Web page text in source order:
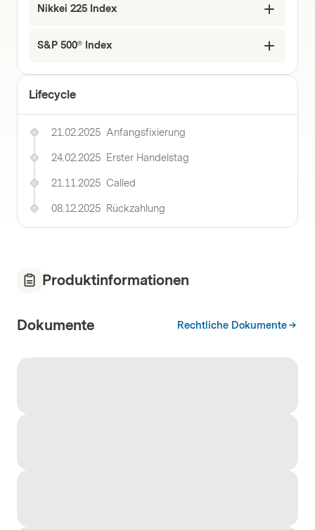
Nikkei 225 Index
S&P 500® Index
Lifecycle
21.02.2025 Anfangsfixierung
24.02.2025 Erster Handelstag
21.11.2025 Called
08.12.2025 Rückzahlung
Produktinformationen
Dokumente Rechtliche Dokumente